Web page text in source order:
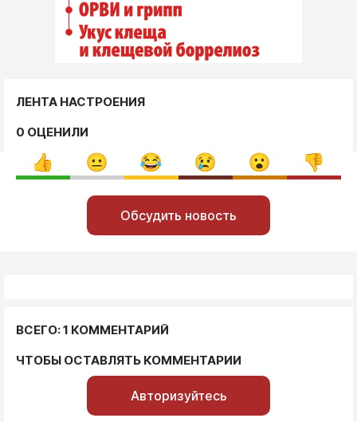
ЛЕНТА НАСТРОЕНИЯ
0 ОЦЕНИЛИ
Обсудить новость
ВСЕГО: 1 КОММЕНТАРИЙ
ЧТОБЫ ОСТАВЛЯТЬ КОММЕНТАРИИ
Авторизуйтесь